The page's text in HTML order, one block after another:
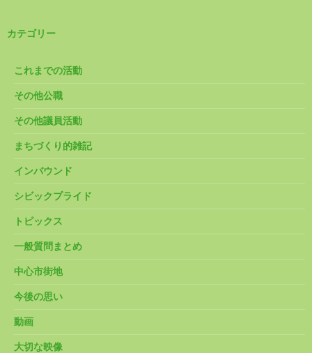
カテゴリー
これまでの活動
その他公職
その他議員活動
まちづくり的雑記
インバウンド
シビックプライド
トピックス
一般質問まとめ
中心市街地
今後の思い
動画
大切な映像